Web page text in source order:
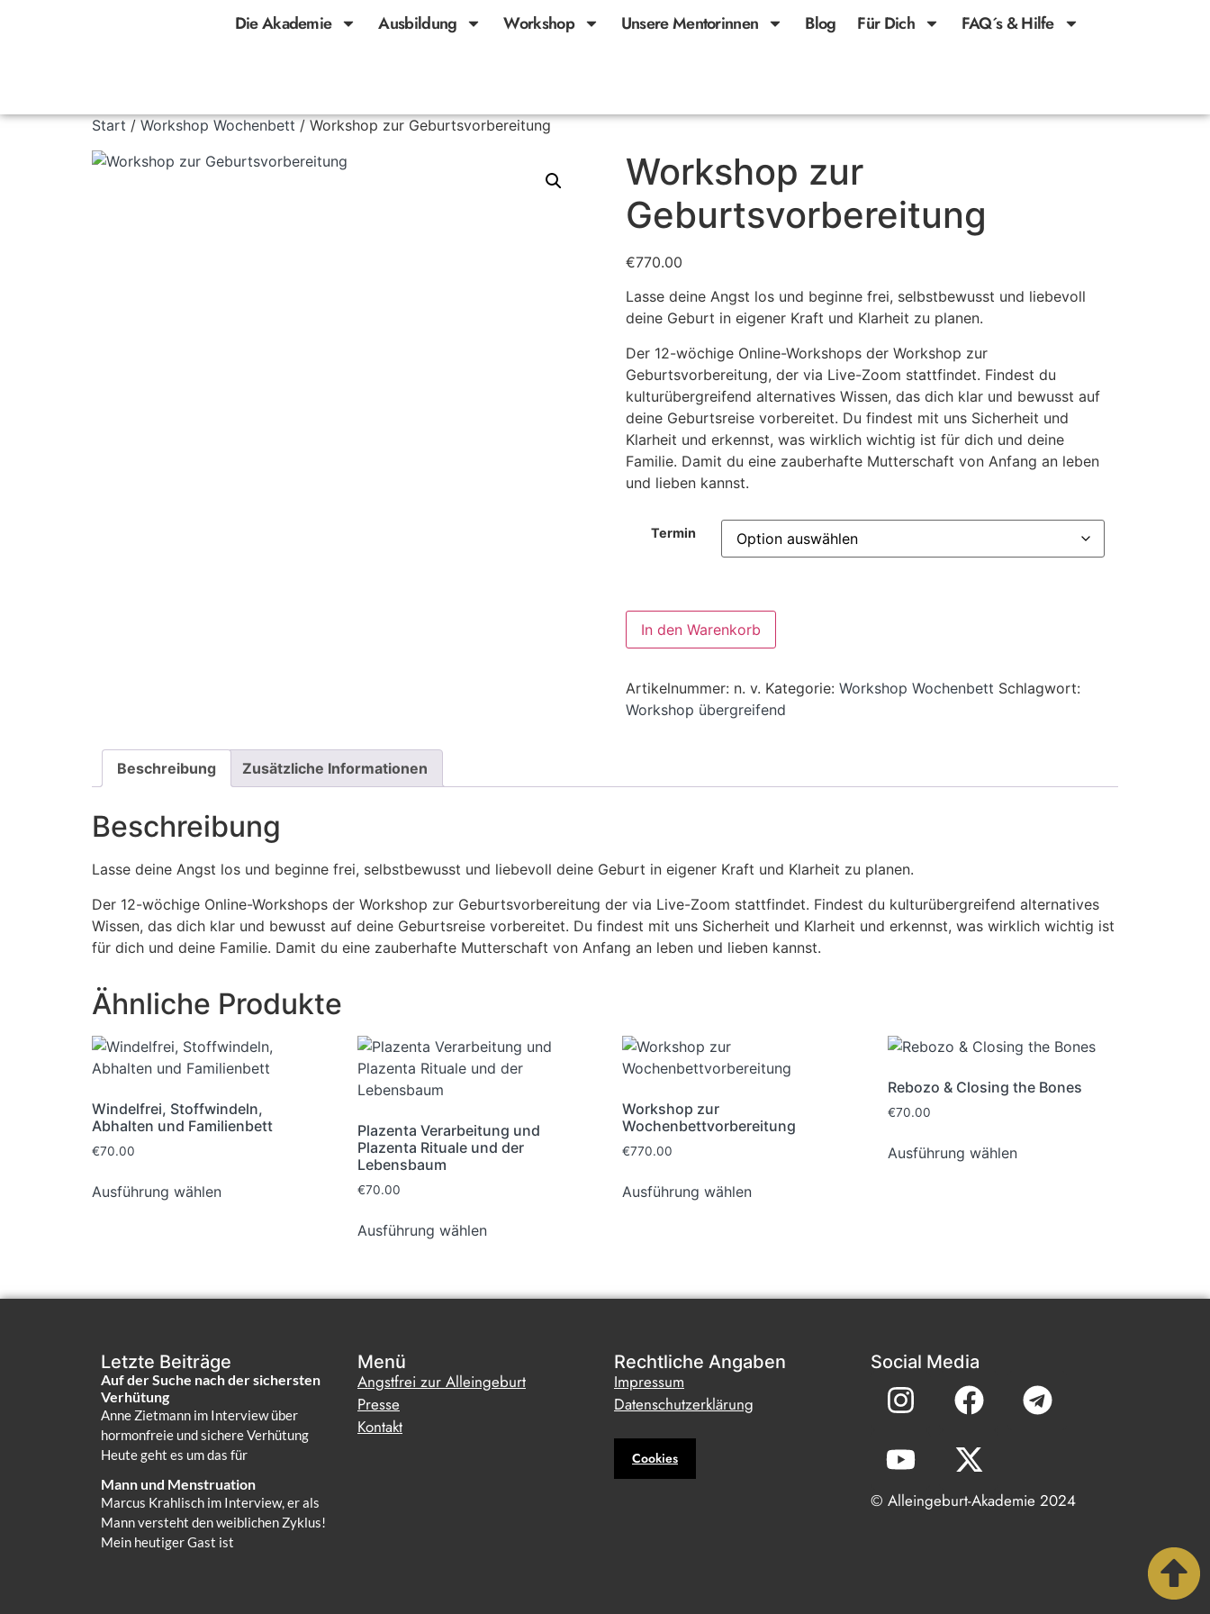
Die Akademie Ausbildung Workshop Unsere Mentorinnen Blog Für Dich FAQ´s & Hilfe
Start / Workshop Wochenbett / Workshop zur Geburtsvorbereitung
Workshop zur
Geburtsvorbereitung
€770.00
Lasse deine Angst los und beginne frei, selbstbewusst und liebevoll
deine Geburt in eigener Kraft und Klarheit zu planen.
Der 12-wöchige Online-Workshops der Workshop zur
Geburtsvorbereitung, der via Live-Zoom stattfindet. Findest du
kulturübergreifend alternatives Wissen, das dich klar und bewusst auf
deine Geburtsreise vorbereitet. Du findest mit uns Sicherheit und
Klarheit und erkennst, was wirklich wichtig ist für dich und deine
Familie. Damit du eine zauberhafte Mutterschaft von Anfang an leben
und lieben kannst.
Termin
In den Warenkorb
Artikelnummer: n. v. Kategorie: Workshop Wochenbett Schlagwort:
Workshop übergreifend
Beschreibung Zusätzliche Informationen
Beschreibung
Lasse deine Angst los und beginne frei, selbstbewusst und liebevoll deine Geburt in eigener Kraft und Klarheit zu planen.
Der 12-wöchige Online-Workshops der Workshop zur Geburtsvorbereitung der via Live-Zoom stattfindet. Findest du kulturübergreifend alternatives
Wissen, das dich klar und bewusst auf deine Geburtsreise vorbereitet. Du findest mit uns Sicherheit und Klarheit und erkennst, was wirklich wichtig ist
für dich und deine Familie. Damit du eine zauberhafte Mutterschaft von Anfang an leben und lieben kannst.
Ähnliche Produkte
Windelfrei, Stoffwindeln,
Abhalten und Familienbett
€70.00
Ausführung wählen
Plazenta Verarbeitung und
Plazenta Rituale und der
Lebensbaum​
€70.00
Ausführung wählen
Workshop zur
Wochenbettvorbereitung
€770.00
Ausführung wählen
Rebozo & Closing the Bones
€70.00
Ausführung wählen
Letzte Beiträge
Auf der Suche nach der sichersten
Verhütung
Anne Zietmann im Interview über
hormonfreie und sichere Verhütung
Heute geht es um das für
Mann und Menstruation
Marcus Krahlisch im Interview, er als
Mann versteht den weiblichen Zyklus!
Mein heutiger Gast ist
Menü
Angstfrei zur Alleingeburt
Presse
Kontakt
Rechtliche Angaben
Impressum
Datenschutzerklärung
Cookies
Social Media
© Alleingeburt-Akademie 2024